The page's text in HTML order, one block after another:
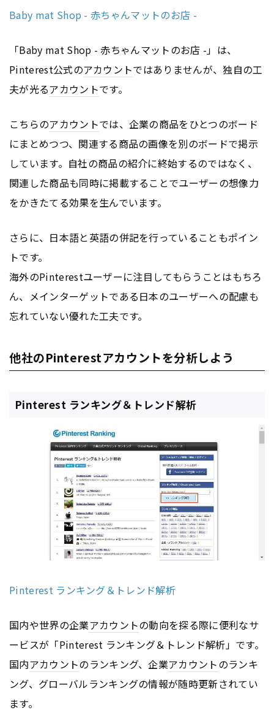
Baby mat Shop - 赤ちゃんマットのお店 -
「Baby mat Shop - 赤ちゃんマットのお店 -」は、
Pinterest公式のアカウントではありませんが、独自の工
夫が光るアカウントです。
こちらのアカウントでは、企業の商品をひとつのボード
にまとめつつ、関連する商品の画像を別のボードで掲示
しています。自社の商品の紹介に終始するのではなく、
関連した商品も同時に掲載することでユーザーの想像力
をかきたてる効果を生んでいます。
さらに、日本語と英語の併記を行っていることもポイン
トです。
海外のPinterestユーザーに注目してもらうことはもちろ
ん、メインターゲットである日本のユーザーへの配慮も
忘れていない優れた工夫です。
他社のPinterestアカウントを分析しよう
Pinterest ランキング＆トレンド解析
Pinterest ランキング＆トレンド解析
国内や世界の企業アカウントの動向を探る際に便利なサ
ービスが「Pinterest ランキング＆トレンド解析」です。
国内アカウントのランキング、企業アカウントのランキ
ング、グローバルランキングの情報が随時更新されてい
ます。